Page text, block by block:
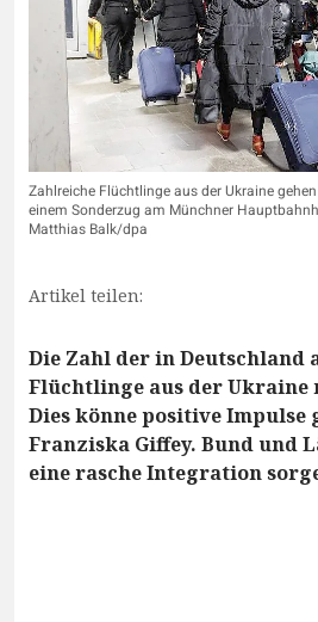
Zahlreiche Flüchtlinge aus der Ukraine
einem Sonderzug am Münchner
Matthias Balk/dpa
Artikel teilen:
Die Zahl der in Deutschland
Flüchtlinge aus der Ukraine
Dies könne positive Impulse
Franziska Giffey. Bund und
eine rasche Integration